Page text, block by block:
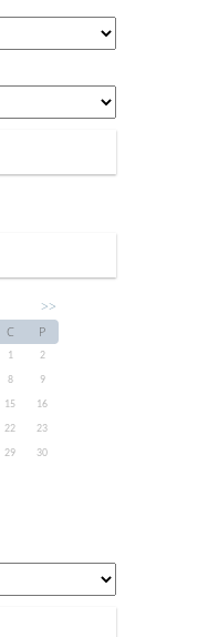
>>
C P
1
2
8
9
15
16
22
23
29
30